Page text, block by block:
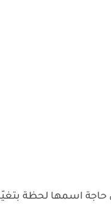
اسمها لحظة